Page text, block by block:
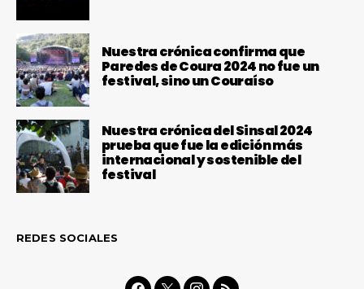
Nuestra crónica confirma que
Paredes de Coura 2024 no fue un
festival, sino un Couraíso
Nuestra crónica del Sinsal 2024
prueba que fue la edición más
internacional y sostenible del
festival
REDES SOCIALES